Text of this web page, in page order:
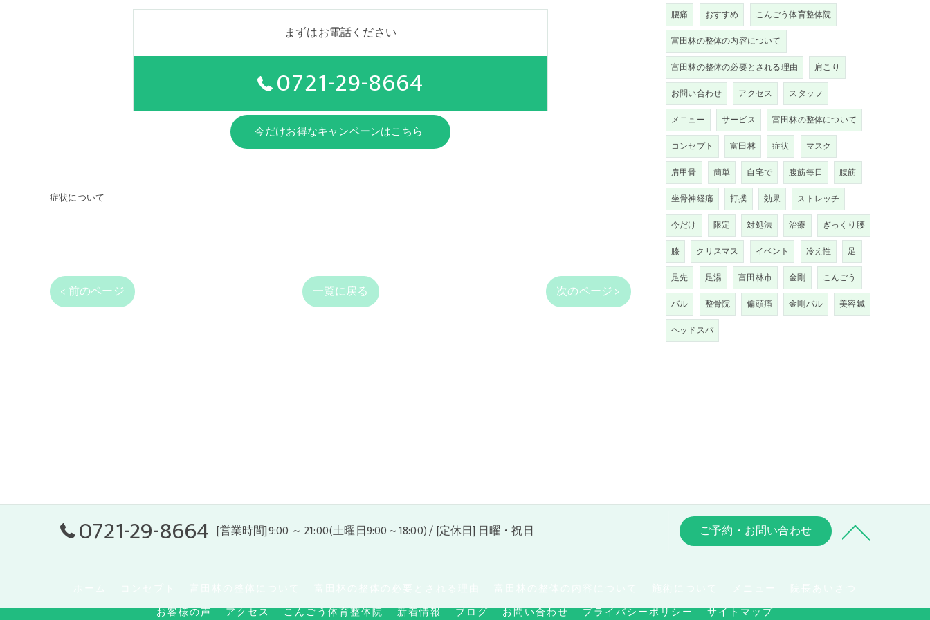
まずはお電話ください
0721-29-8664
今だけお得なキャンペーンはこちら
症状について
< 前のページ 一覧に戻る 次のページ >
腰痛
おすすめ
こんごう体育整体院
富田林の整体の内容について
富田林の整体の必要とされる理由
肩こり
お問い合わせ
アクセス
スタッフ
メニュー
サービス
富田林の整体について
コンセプト
富田林 症状
マスク
肩甲骨
簡単 自宅で 腹筋毎日
腹筋
坐骨神経痛
打撲 効果
ストレッチ
今だけ
限定 対処法 治療
ぎっくり腰
膝
クリスマス イベント 冷え性
足
足先
足湯 富田林市 金剛
こんごう
バル
整骨院 偏頭痛 金剛バル
美容鍼
ヘッドスパ
0721-29-8664 [営業時間]9:00 ～ 21:00(土曜日9:00～18:00) / [定休日] 日曜・祝日 ご予約・お問い合わせ
お客様の声
アクセス こんごう体育整体院 新着情報 ブログ お問い合わせ プライバシーポリシー サイトマップ